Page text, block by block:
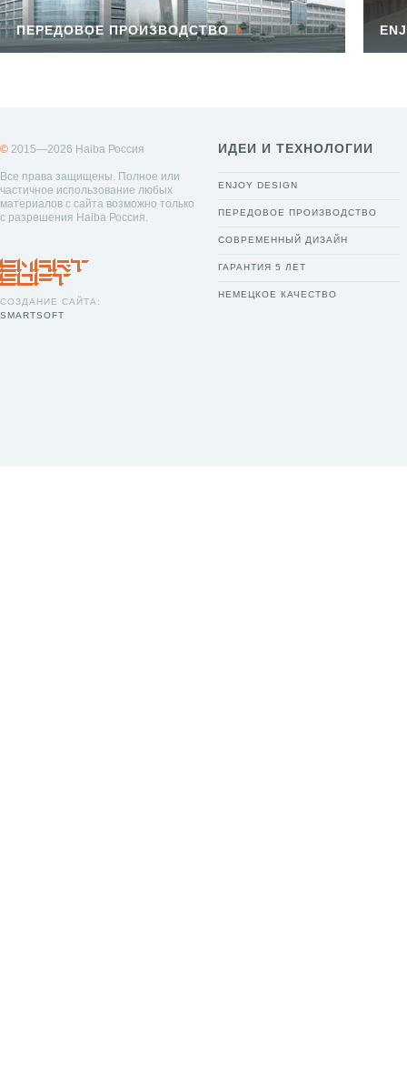
ПЕРЕДОВОЕ ПРОИЗВОДСТВО
© 2015—2026 Haiba Россия
Все права защищены. Полное или
частичное использование любых
материалов с сайта возможно только
с разрешения Haiba Россия.
СОЗДАНИЕ САЙТА:
SMARTSOFT
ИДЕИ И ТЕХНОЛОГИИ
ENJOY DESIGN
ПЕРЕДОВОЕ ПРОИЗВОДСТВО
СОВРЕМЕННЫЙ ДИЗАЙН
ГАРАНТИЯ 5 ЛЕТ
НЕМЕЦКОЕ КАЧЕСТВО